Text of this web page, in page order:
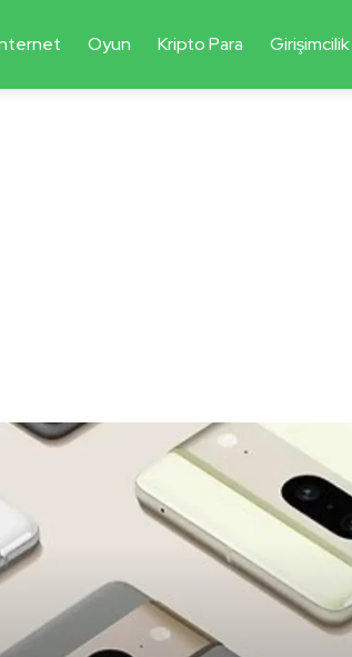
Oyun Kripto Para Girişimcilik